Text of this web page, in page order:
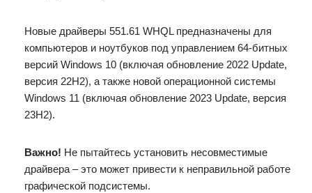
Новые драйверы 551.61 WHQL предназначены для
компьютеров и ноутбуков под управлением 64-битных
версий Windows 10 (включая обновление 2022 Update,
версия 22H2), а также новой операционной системы
Windows 11 (включая обновление 2023 Update, версия
23H2).
Важно! Не пытайтесь установить несовместимые
драйвера – это может привести к неправильной работе
графической подсистемы.